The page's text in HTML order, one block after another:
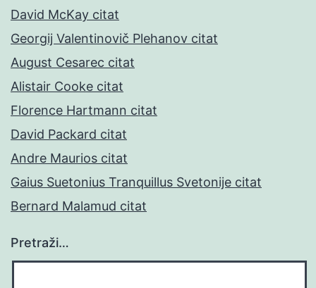
David McKay citat
Georgij Valentinovič Plehanov citat
August Cesarec citat
Alistair Cooke citat
Florence Hartmann citat
David Packard citat
Andre Maurios citat
Gaius Suetonius Tranquillus Svetonije citat
Bernard Malamud citat
Pretraži…